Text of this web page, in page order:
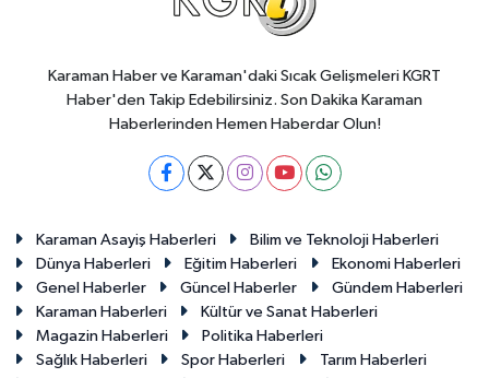
Karaman Haber ve Karaman'daki Sıcak Gelişmeleri KGRT
Haber'den Takip Edebilirsiniz. Son Dakika Karaman
Haberlerinden Hemen Haberdar Olun!
Karaman Asayiş Haberleri
Bilim ve Teknoloji Haberleri
Dünya Haberleri
Eğitim Haberleri
Ekonomi Haberleri
Genel Haberler
Güncel Haberler
Gündem Haberleri
Karaman Haberleri
Kültür ve Sanat Haberleri
Magazin Haberleri
Politika Haberleri
Sağlık Haberleri
Spor Haberleri
Tarım Haberleri